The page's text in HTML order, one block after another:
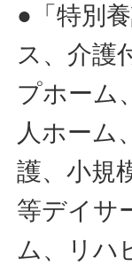
●「特別
ス、介護
プホーム
人ホーム
護、小規
等デイサ
ム、リハ